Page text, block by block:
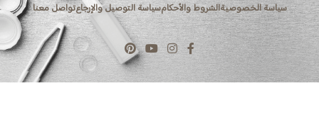
سياسة الخصوصيةالشروط والأحكامسياسة التوصيل والإرجاعتواصل معنا